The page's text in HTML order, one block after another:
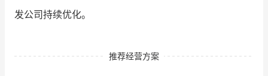
发公司持续优化。
推荐经营方案